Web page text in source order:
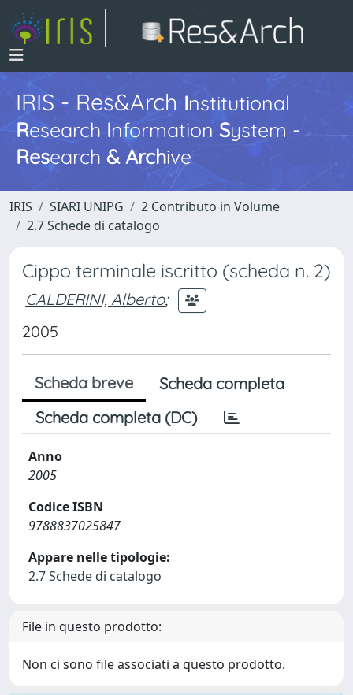
IRIS - Res&ArchInstitutional
Research InformationSystem -
Research & Archive
IRIS SIARI UNIPG
2 Contributo in Volume
2.7 Schede di catalogo
Cippo terminale iscritto (scheda n. 2)
CALDERINI, Alberto;
2005
Scheda breve
Scheda completa
Scheda completa (DC)
Anno
2005
Codice ISBN
9788837025847
Appare nelle tipologie:
2.7 Schede di catalogo
File in questo prodotto:
Non ci sono file associati a questo prodotto.